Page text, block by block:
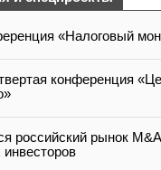
«Налоговый
конференция
российский рынок